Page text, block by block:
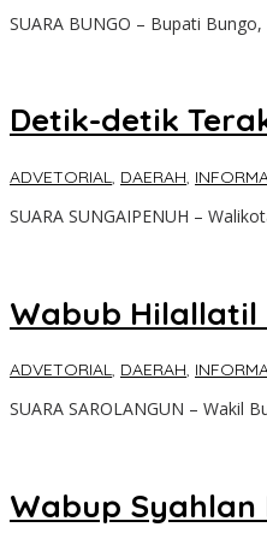
SUARA BUNGO – Bupati
Detik-detik
ADVETORIAL, DAERAH,
SUARA SUNGAIPENUH –
Wabub Hilallatil
ADVETORIAL, DAERAH,
SUARA SAROLANGUN – Wakil
Wabup Syahlan